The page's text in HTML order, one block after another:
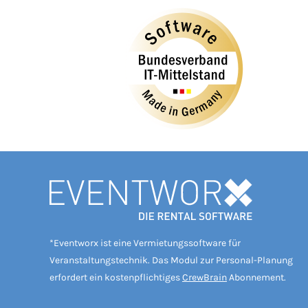
*Eventworx ist eine Vermietungssoftware für
Veranstaltungstechnik. Das Modul zur Personal-Planung
erfordert ein kostenpflichtiges CrewBrain Abonnement.